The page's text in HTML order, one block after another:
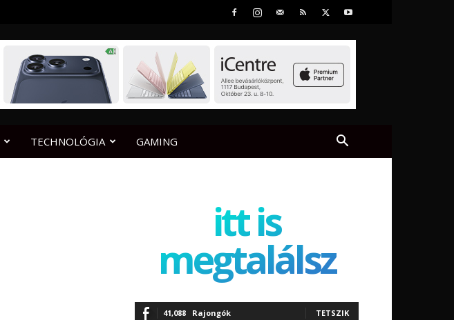
TECHNOLÓGIA GAMING
itt is
megtalálsz
41,088 Rajongók TETSZIK